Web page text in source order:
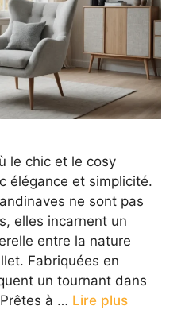
le chic et le cosy
élégance et simplicité.
ne sont pas
elles incarnent un
entre la nature
Fabriquées en
un tournant dans
à … Lire plus